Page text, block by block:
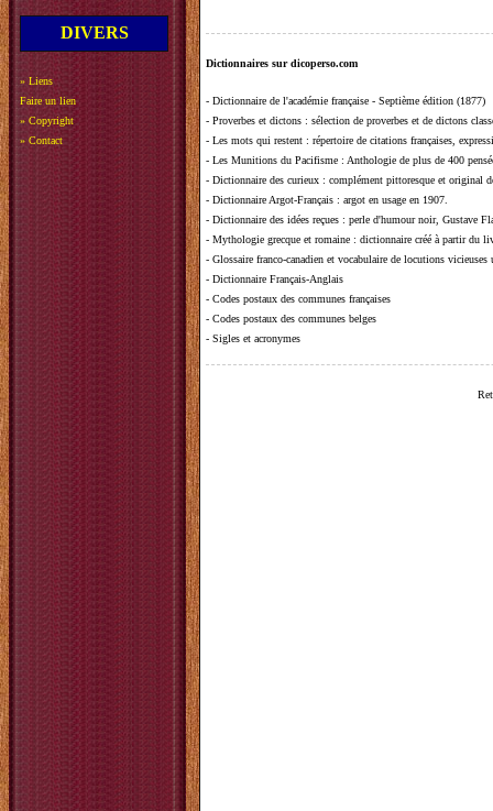
DIVERS
» Liens
Faire un lien
» Copyright
» Contact
Dictionnaires sur dicoperso.com
- Dictionnaire de l'académie française - Septième édition (1877)
- Proverbes et dictons : sélection de proverbes et de dictons
- Les mots qui restent : répertoire de citations françaises,
- Les Munitions du Pacifisme : Anthologie de plus de 400
- Dictionnaire des curieux : complément pittoresque et original
- Dictionnaire Argot-Français : argot en usage en 1907.
- Dictionnaire des idées reçues : perle d'humour noir, Gustave
- Mythologie grecque et romaine : dictionnaire créé à partir du
- Glossaire franco-canadien et vocabulaire de locutions vicieuses
- Dictionnaire Français-Anglais
- Codes postaux des communes françaises
- Codes postaux des communes belges
- Sigles et acronymes